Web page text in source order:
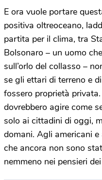
E ora vuole portare
positiva oltreoceano,
partita per il clima, tra
Bolsonaro – un uomo
sull’orlo del collasso –
se gli ettari di terreno e
fossero proprietà
dovrebbero agire come
solo ai cittadini di oggi,
domani. Agli americani
che ancora non sono
nemmeno nei pensieri